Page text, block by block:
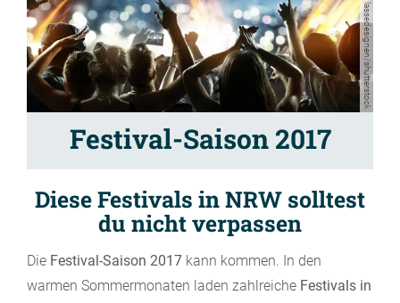
lassedesignen/shutterstock
Festival-Saison 2017
Diese Festivals in NRW solltest
du nicht verpassen
Die Festival-Saison 2017 kann kommen. In den
warmen Sommermonaten laden zahlreiche Festivals in